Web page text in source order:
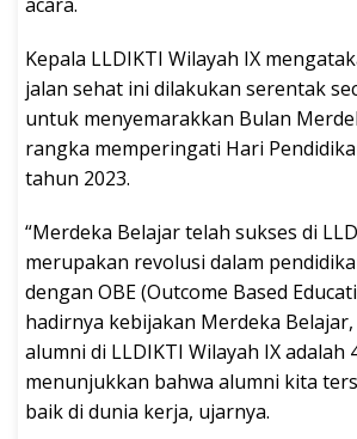
Kepala LLDIKTI Wilayah IX
jalan sehat ini dilakukan serentak
untuk menyemarakkan Bulan
rangka memperingati Hari
tahun 2023.
“Merdeka Belajar telah sukses di
merupakan revolusi dalam
dengan OBE (Outcome Based
hadirnya kebijakan Merdeka
alumni di LLDIKTI Wilayah IX adalah
menunjukkan bahwa alumni kita
baik di dunia kerja, ujarnya.